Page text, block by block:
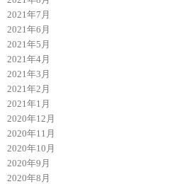
2021年7月
2021年6月
2021年5月
2021年4月
2021年3月
2021年2月
2021年1月
2020年12月
2020年11月
2020年10月
2020年9月
2020年8月